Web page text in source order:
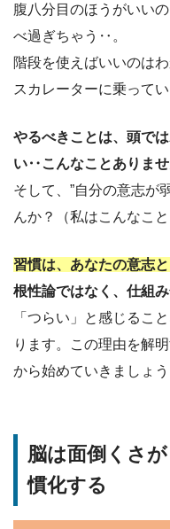
腹八分目のほうがいい
べ過ぎちゃう‥。
階段を使えばいいのは
スカレーターに乗って
やるべきことは、頭で
い‥こんなことありませ
そして、”自分の意志が
んか？（私はこんなこ
習慣は、あなたの意志
根性論ではなく、仕組
「つらい」と感じるこ
ります。この理由を解明
から始めていきましょう
脳は面倒くさ
慣化する